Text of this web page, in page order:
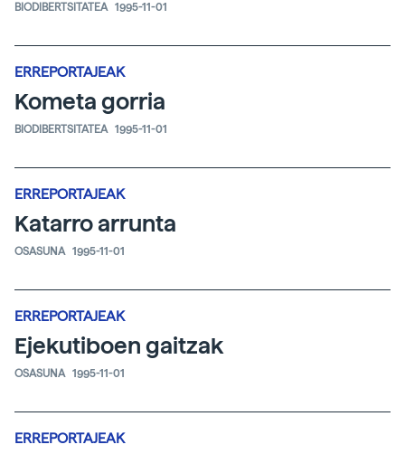
BIODIBERTSITATEA 1995-11-01
ERREPORTAJEAK
Kometa gorria
BIODIBERTSITATEA 1995-11-01
ERREPORTAJEAK
Katarro arrunta
OSASUNA 1995-11-01
ERREPORTAJEAK
Ejekutiboen gaitzak
OSASUNA 1995-11-01
ERREPORTAJEAK